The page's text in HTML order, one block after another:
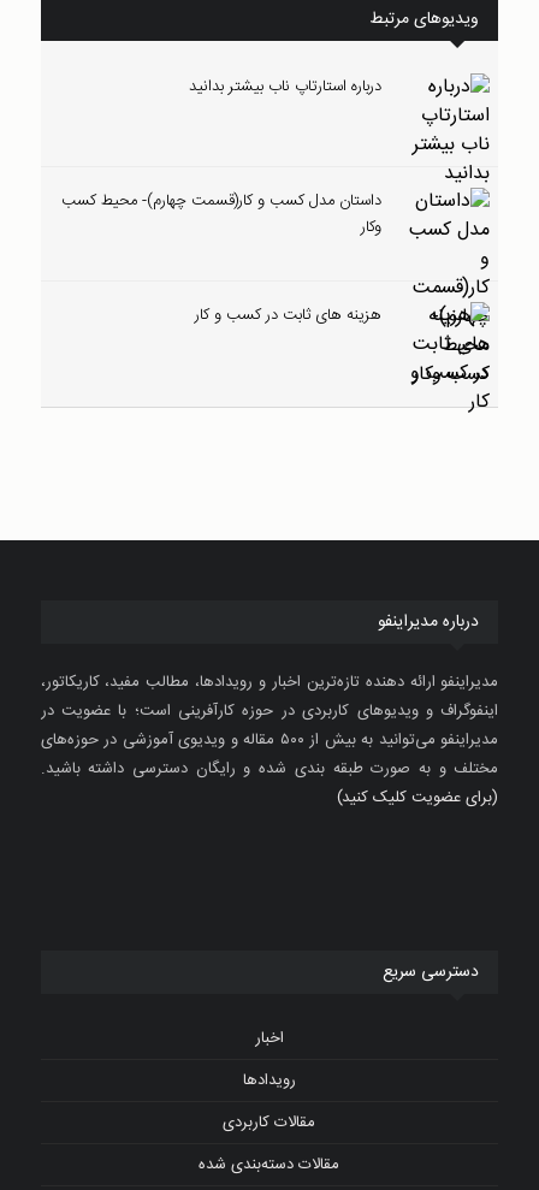
ویدیوهای مرتبط
درباره استارتاپ ناب بیشتر بدانید
داستان مدل کسب و کار(قسمت چهارم)- محیط کسب
وکار
هزینه های ثابت در کسب و کار
درباره مدیراینفو
مدیراینفو ارائه دهنده تازه‌ترین اخبار و رویدادها، مطالب مفید، کاریکاتور،
اینفوگراف و ویدیوهای کاربردی در حوزه کارآفرینی است؛ با عضویت در
مدیراینفو می‌توانید به بیش از ۵۰۰ مقاله و ویدیوی آموزشی در حوزه‌های
مختلف و به صورت طبقه بندی شده و رایگان دسترسی داشته باشید.
(برای عضویت کلیک کنید)
دسترسی سریع
اخبار
رویدادها
مقالات کاربردی
مقالات دسته‌بندی شده